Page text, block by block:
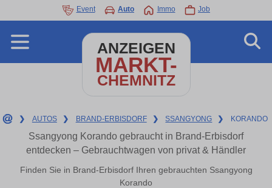
Event Auto Immo Job
ANZEIGEN
MARKT-
CHEMNITZ
❯ AUTOS ❯ BRAND-ERBISDORF ❯ SSANGYONG ❯ KORANDO
Ssangyong Korando gebraucht in Brand-Erbisdorf
entdecken – Gebrauchtwagen von privat & Händler
Finden Sie in Brand-Erbisdorf Ihren gebrauchten Ssangyong
Korando